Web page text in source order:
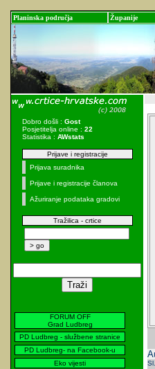
Planinska područja Županije
Dobro došli : Gost
Posjetitelja online : 22
Statistika : AWstats
Prijave i registracije
Prijava suradnika
Prijave i registracije članova
Ažuriranje podataka gradovi
Tražilica - crtice
FORUM OFF
Grad Ludbreg
PD Ludbreg - službene stranice
PD Ludbreg- na Facebook-u
Eko vijesti